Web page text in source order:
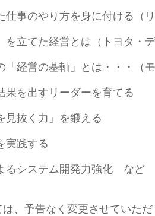
仕事のやり方を身に付ける（
を立てた経営とは（トヨタ・
「経営の基軸」とは・・・（
果を出すリーダーを育てる
見抜く力」を鍛える
実践する
るシステム開発力強化 など
、予告なく変更させていた